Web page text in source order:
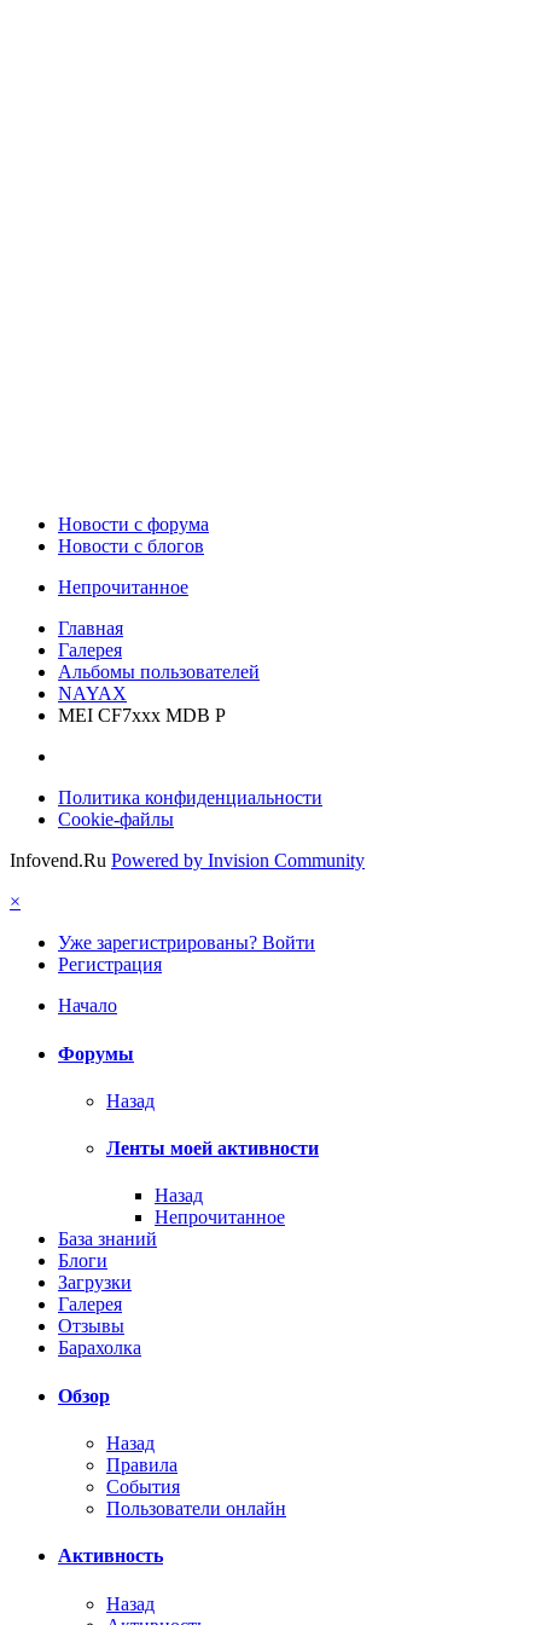
Новости c форума
Новости с блогов
Непрочитанное
Главная
Галерея
Альбомы пользователей
NAYAX
MEI CF7xxx MDB P
Политика конфиденциальности
Cookie-файлы
Infovend.Ru Powered by Invision Community
×
Уже зарегистрированы? Войти
Регистрация
Начало
Форумы
Назад
Ленты моей активности
Назад
Непрочитанное
База знаний
Блоги
Загрузки
Галерея
Отзывы
Барахолка
Обзор
Назад
Правила
События
Пользователи онлайн
Активность
Назад